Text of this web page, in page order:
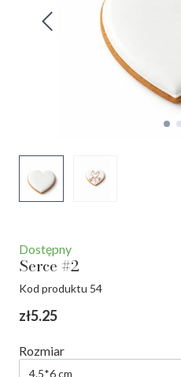
Dostępny
Serce #2
Kod produktu 54
zł5.25
Rozmiar